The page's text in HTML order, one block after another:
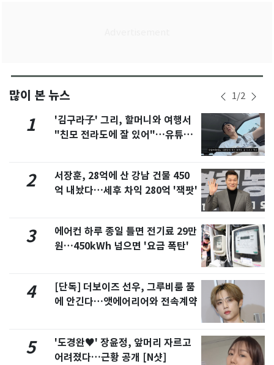
많이 본 뉴스 1/2
1
'김구라子' 그리, 할머니와 여행서
"친모 전라도에 잘 있어"…유튜브
2
서장훈, 28억에 산 강남 건물 450
억 내놨다…세후 차익 280억 '잭팟'
3
에어컨 하루 종일 틀면 전기료 29만
원…450kWh 넘으면 '요금 폭탄'
4
[단독] 더보이즈 선우, 그루비룸 품
에 안긴다…앳에어리어와 전속계약
5
'도경완♥' 장윤정, 앞머리 자르고
어려졌다…근황 공개 [N샷]